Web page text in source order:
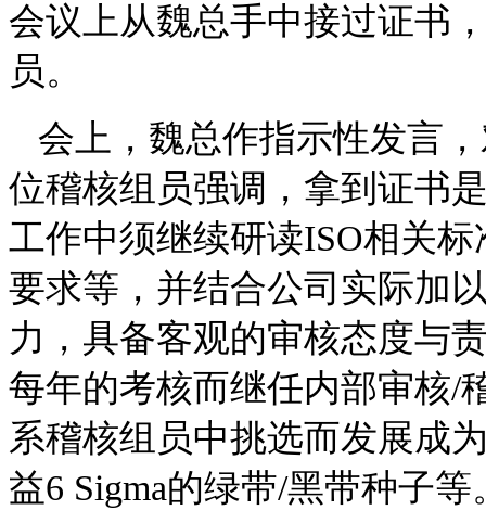
会议上从魏总手中接过证书
员。
会上，魏总作指示性发言
位稽核组员强调，拿到证书
工作中须继续研读ISO相关
要求等，并结合公司实际加
力，具备客观的审核态度与
每年的考核而继任内部审核/
系稽核组员中挑选而发展成
益6 Sigma的绿带/黑带种子